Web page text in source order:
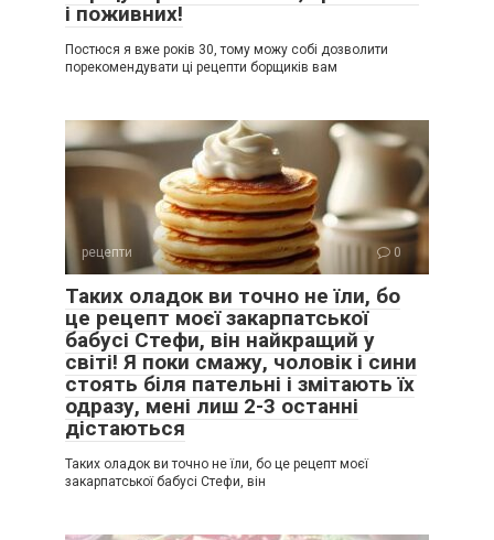
і поживних!
Постюся я вже років 30, тому можу собі дозволити
порекомендувати ці рецепти борщиків вам
рецепти 0
Таких оладок ви точно не їли, бо
це рецепт моєї закарпатської
бабусі Стефи, він найкращий у
світі! Я поки смажу, чоловік і сини
стоять біля пательні і змітають їх
одразу, мені лиш 2-3 останні
дістаються
Таких оладок ви точно не їли, бо це рецепт моєї
закарпатської бабусі Стефи, він